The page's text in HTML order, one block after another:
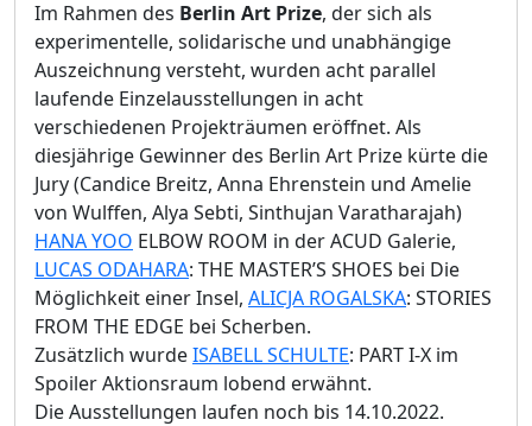
Im Rahmen des Berlin Art Prize, der sich als
experimentelle, solidarische und unabhängige
Auszeichnung versteht, wurden acht parallel
laufende Einzelausstellungen in acht
verschiedenen Projekträumen eröffnet. Als
diesjährige Gewinner des Berlin Art Prize kürte die
Jury (Candice Breitz, Anna Ehrenstein und Amelie
von Wulffen, Alya Sebti, Sinthujan Varatharajah)
HANA YOO ELBOW ROOM in der ACUD Galerie,
LUCAS ODAHARA: THE MASTER’S SHOES bei Die
Möglichkeit einer Insel, ALICJA ROGALSKA: STORIES
FROM THE EDGE bei Scherben.
Zusätzlich wurdeISABELL SCHULTE: PART I-X im
Spoiler Aktionsraum lobend erwähnt.
Die Ausstellungen laufen noch bis 14.10.2022.